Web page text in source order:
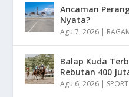
Ancaman
Nyata?
Agu 7, 2026 |
Balap Kuda
Rebutan 400
Agu 6, 2026 | SPORT